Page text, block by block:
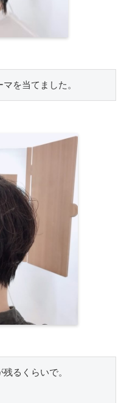
を当てました。
るくらいで。